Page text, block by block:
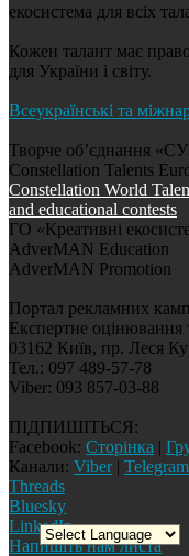
екосистема для всіх
Кожен талант має
для України і світу.
Всеукраїнські та
Творче об’єднання
Constellation Talents
Constellation World
and educational contests
ГО «Креативні
AdverMAN Education
AdverMAN Promotion
Портал рекламних
Експертне оцінювання
03162 Київ, пр. Леся
Тел.: 097 489-57-78
Viber: 093 857-03-88
ПІДПИШІТЬСЯ:
Facebook: Сторінка |
Канали: Viber| Telegram
Threads
Bluesky
LinkedIn
Напишіть нам листа